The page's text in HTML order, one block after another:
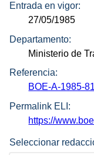
Entrada en vigor:
27/05/1985
Departamento:
Ministerio de
Referencia:
BOE-A-1985-
Permalink ELI:
https://
Seleccionar